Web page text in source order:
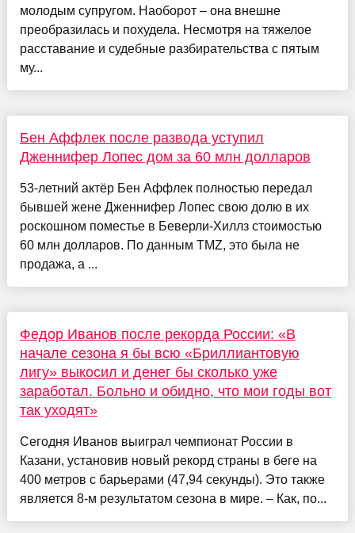
молодым супругом. Наоборот – она внешне
преобразилась и похудела. Несмотря на тяжелое
расставание и судебные разбирательства с пятым
му...
Бен Аффлек после развода уступил
Дженнифер Лопес дом за 60 млн долларов
53-летний актёр Бен Аффлек полностью передал
бывшей жене Дженнифер Лопес свою долю в их
роскошном поместье в Беверли-Хиллз стоимостью
60 млн долларов. По данным TMZ, это была не
продажа, а ...
Федор Иванов после рекорда России: «В
начале сезона я бы всю «Бриллиантовую
лигу» выкосил и денег бы сколько уже
заработал. Больно и обидно, что мои годы вот
так уходят»
Сегодня Иванов выиграл чемпионат России в
Казани, установив новый рекорд страны в беге на
400 метров с барьерами (47,94 секунды). Это также
является 8-м результатом сезона в мире. – Как, по...